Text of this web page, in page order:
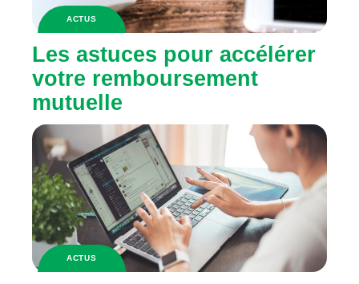
ACTUS
Les astuces pour accélérer
votre remboursement
mutuelle
ACTUS